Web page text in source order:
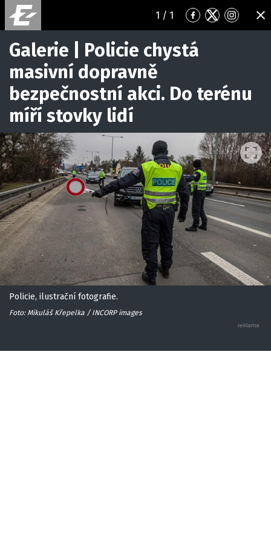
1 / 1
Přejít
na
Facebook
Přejít
na
Přejít
na
Galerie | Policie chystá
masivní dopravně
bezpečnostní akci. Do terénu
míří stovky lidí
Policie, ilustrační fotografie.
Foto: Mikuláš Křepelka / INCORP images